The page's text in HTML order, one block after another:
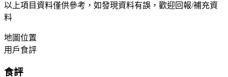
以上項目資料僅供參考，如發現資料有誤，歡迎回報/補充資
料
地圖位置
用戶食評
食評